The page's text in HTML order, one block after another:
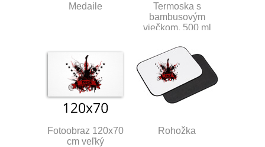
Medaile
Termoska s
bambusovým
viečkom, 500 ml
Fotoobraz 120x70
cm veľký
Rohožka